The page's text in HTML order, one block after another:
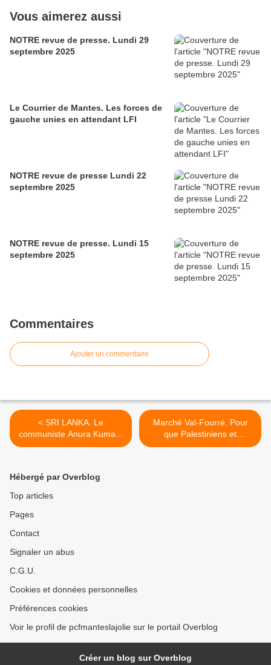
Vous aimerez aussi
NOTRE revue de presse. Lundi 29
septembre 2025
Le Courrier de Mantes. Les forces de
gauche unies en attendant LFI
NOTRE revue de presse Lundi 22
septembre 2025
NOTRE revue de presse. Lundi 15
septembre 2025
Commentaires
Ajouter un commentaire
< SRI LANKA. Le
communiste Anura Kumara
Dissanayake remporte
Marché Val-Fourré. Pour
que Palestiniens et
Israéliens vivent en paix.
Hébergé par Overblog
Top articles
Pages
Contact
Signaler un abus
C.G.U.
Cookies et données personnelles
Préférences cookies
Voir le profil de pcfmanteslajolie sur le portail Overblog
Créer un blog sur Overblog